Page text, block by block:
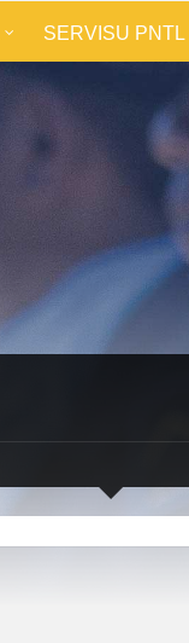
SERVISU PNTL